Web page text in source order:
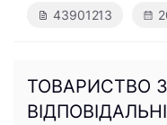
43901213
ТОВАРИСТВО